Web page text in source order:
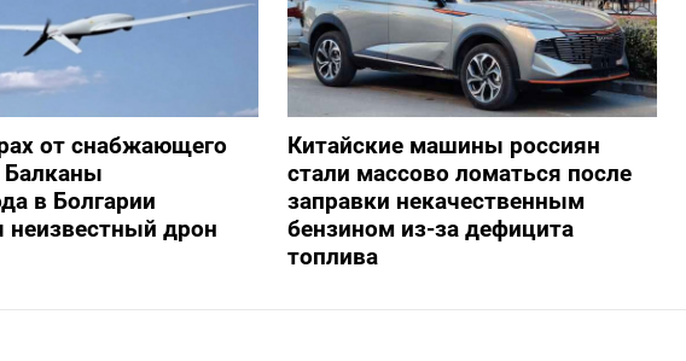
от снабжающего
Балканы
в Болгарии
неизвестный дрон
Китайские машины россиян
стали массово ломаться после
заправки некачественным
бензином из-за дефицита
топлива